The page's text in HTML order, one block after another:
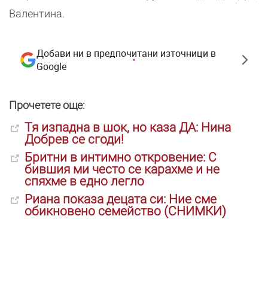
Валентина.
Добави ни в предпочитани източници в
Google
Прочетете още:
Тя изпадна в шок, но каза ДА: Нина
Добрев се сгоди!
Бритни в интимно откровение: С
бившия ми често се карахме и не
спяхме в едно легло
Риана показа децата си: Ние сме
обикновено семейство (СНИМКИ)